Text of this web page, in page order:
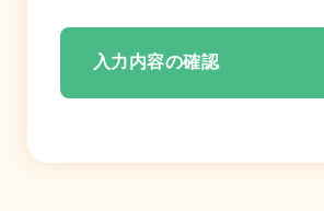
・各種お問い合わせ対応のため
入力内容の確認